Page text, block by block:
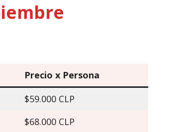
Precio x Persona
$59.000 CLP
$68.000 CLP